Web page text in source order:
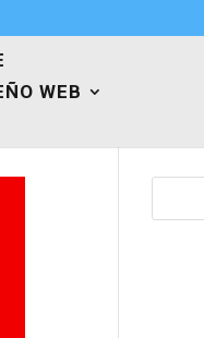
WEB